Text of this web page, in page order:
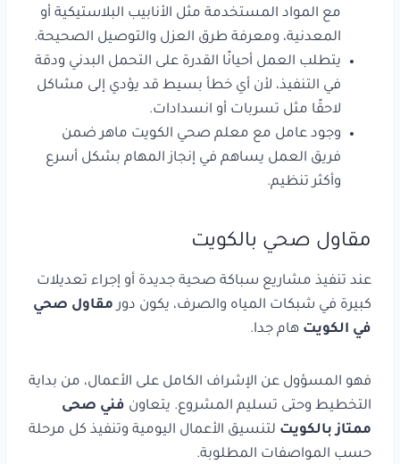
مع المواد المستخدمة مثل الأنابيب البلاستيكية أو
المعدنية، ومعرفة طرق العزل والتوصيل الصحيحة.
يتطلب العمل أحيانًا القدرة على التحمل البدني ودقة
في التنفيذ، لأن أي خطأ بسيط قد يؤدي إلى مشاكل
لاحقًا مثل تسربات أو انسدادات.
وجود عامل مع معلم صحي الكويت ماهر ضمن
فريق العمل يساهم في إنجاز المهام بشكل أسرع
وأكثر تنظيم.
مقاول صحي بالكويت
عند تنفيذ مشاريع سباكة صحية جديدة أو إجراء تعديلات
كبيرة في شبكات المياه والصرف، يكون دور مقاول صحي
في الكويت هام جدا.
فهو المسؤول عن الإشراف الكامل على الأعمال، من بداية
التخطيط وحتى تسليم المشروع. يتعاون فني صحى
ممتاز بالكويت لتنسيق الأعمال اليومية وتنفيذ كل مرحلة
حسب المواصفات المطلوبة.